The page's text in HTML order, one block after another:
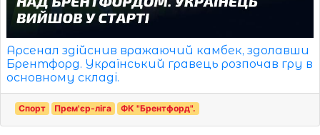
Арсенал здійснив вражаючий камбек, здолавши
Брентфорд. Український гравець розпочав гру в
основному складі.
Спорт Прем'єр-ліга ФК "Брентфорд".